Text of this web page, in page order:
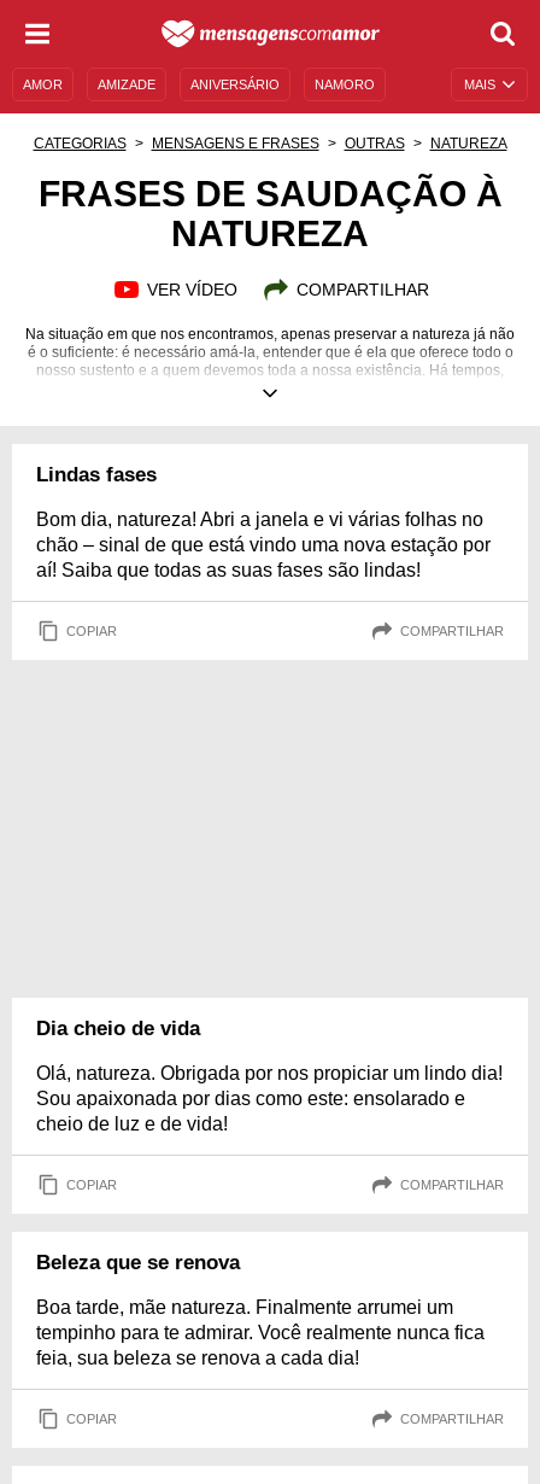
MAIS
AMOR AMIZADE ANIVERSÁRIO NAMORO
MENSAGENS DE ANIVERSÁRIO
CATEGORIAS MENSAGENS E FRASES OUTRAS NATUREZA
FRASES DE SAUDAÇÃO À
NATUREZA
VER VÍDEO COMPARTILHAR
Na situação em que nos encontramos, apenas preservar a natureza já não
é o suficiente: é necessário amá-la, entender que é ela que oferece todo o
nosso sustento e a quem devemos toda a nossa existência. Há tempos,
nossa primeira casa vem sendo devastada. Queimadas, mudanças
você conhece. Com frases de saudação à natureza, você pode acender a
socorro.
Lindas fases
Bom dia, natureza! Abri a janela e vi várias folhas no
chão – sinal de que está vindo uma nova estação por
aí! Saiba que todas as suas fases são lindas!
COPIAR COMPARTILHAR
Dia cheio de vida
Olá, natureza. Obrigada por nos propiciar um lindo dia!
Sou apaixonada por dias como este: ensolarado e
cheio de luz e de vida!
COPIAR COMPARTILHAR
Beleza que se renova
Boa tarde, mãe natureza. Finalmente arrumei um
tempinho para te admirar. Você realmente nunca fica
feia, sua beleza se renova a cada dia!
COPIAR COMPARTILHAR